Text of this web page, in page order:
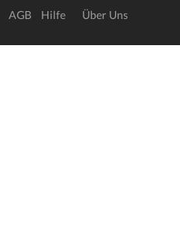
AGB Hilfe Über Uns